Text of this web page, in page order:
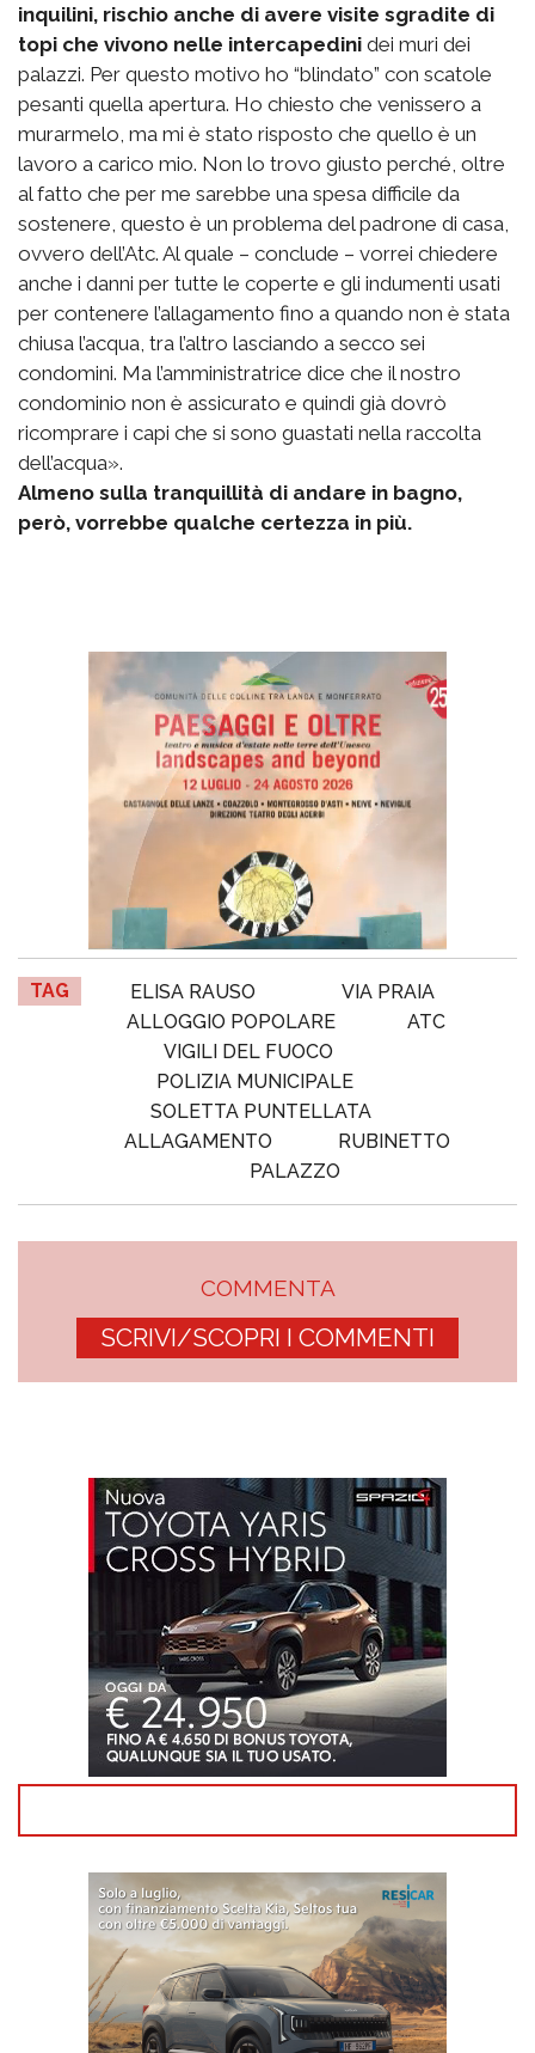
inquilini, rischio anche di avere visite sgradite di
topi che vivono nelle intercapedini dei muri dei
palazzi. Per questo motivo ho “blindato” con scatole
pesanti quella apertura. Ho chiesto che venissero a
murarmelo, ma mi è stato risposto che quello è un
lavoro a carico mio. Non lo trovo giusto perché, oltre
al fatto che per me sarebbe una spesa difficile da
sostenere, questo è un problema del padrone di casa,
ovvero dell’Atc. Al quale – conclude – vorrei chiedere
anche i danni per tutte le coperte e gli indumenti usati
per contenere l’allagamento fino a quando non è stata
chiusa l’acqua, tra l’altro lasciando a secco sei
condomini. Ma l’amministratrice dice che il nostro
condominio non è assicurato e quindi già dovrò
ricomprare i capi che si sono guastati nella raccolta
dell’acqua».
Almeno sulla tranquillità di andare in bagno,
però, vorrebbe qualche certezza in più.
TAG ELISA RAUSO
VIA PRAIA
ALLOGGIO POPOLARE
ATC
VIGILI DEL FUOCO
POLIZIA MUNICIPALE
SOLETTA PUNTELLATA
ALLAGAMENTO
RUBINETTO
PALAZZO
COMMENTA
SCRIVI/SCOPRI I COMMENTI